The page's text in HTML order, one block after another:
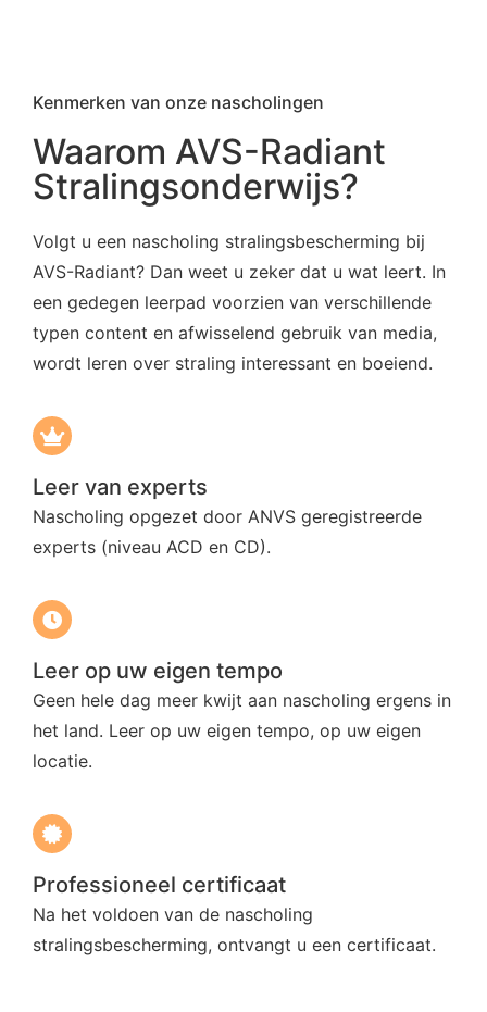
Kenmerken van onze nascholingen
Waarom AVS-Radiant
Stralingsonderwijs?
Volgt u een nascholing stralingsbescherming bij
AVS-Radiant? Dan weet u zeker dat u wat leert. In
een gedegen leerpad voorzien van verschillende
typen content en afwisselend gebruik van media,
wordt leren over straling interessant en boeiend.
Leer van experts
Nascholing opgezet door ANVS geregistreerde
experts (niveau ACD en CD).
Leer op uw eigen tempo
Geen hele dag meer kwijt aan nascholing ergens in
het land. Leer op uw eigen tempo, op uw eigen
locatie.
Professioneel certificaat
Na het voldoen van de nascholing
stralingsbescherming, ontvangt u een certificaat.